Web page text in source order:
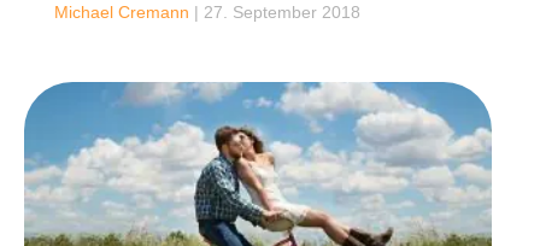
Michael Cremann | 27. September 2018